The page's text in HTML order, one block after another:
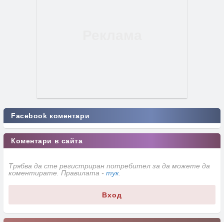
Facebook коментари
Коментари в сайта
Трябва да сте регистриран потребител за да можете да
коментирате. Правилата - тук
Вход